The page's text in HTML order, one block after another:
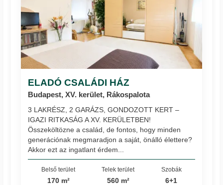
ELADÓ CSALÁDI HÁZ
Budapest, XV. kerület, Rákospalota
3 LAKRÉSZ, 2 GARÁZS, GONDOZOTT KERT –
IGAZI RITKASÁG A XV. KERÜLETBEN!
Összeköltözne a család, de fontos, hogy minden
generációnak megmaradjon a saját, önálló élettere?
Akkor ezt az ingatlant érdem...
Belső terület
170 m²
Telek terület
560 m²
Szobák
6+1